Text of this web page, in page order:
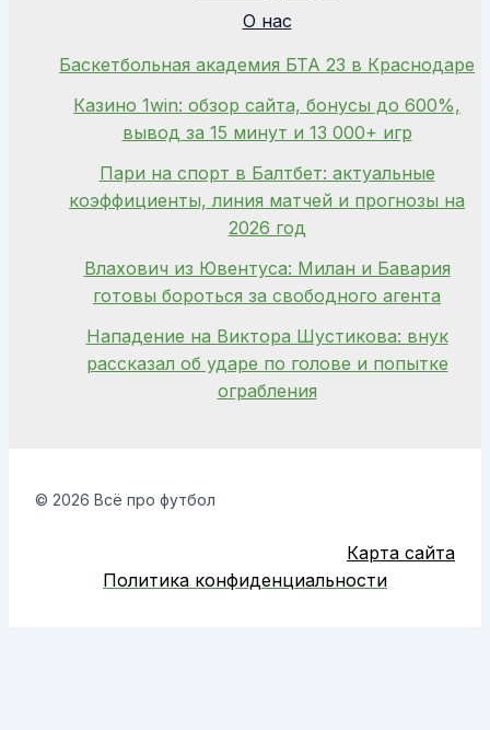
О нас
Баскетбольная академия БТА 23 в Краснодаре
Казино 1win: обзор сайта, бонусы до 600%,
вывод за 15 минут и 13 000+ игр
Пари на спорт в Балтбет: актуальные
коэффициенты, линия матчей и прогнозы на
2026 год
Влахович из Ювентуса: Милан и Бавария
готовы бороться за свободного агента
Нападение на Виктора Шустикова: внук
рассказал об ударе по голове и попытке
ограбления
© 2026 Всё про футбол
Карта сайта
Политика конфиденциальности